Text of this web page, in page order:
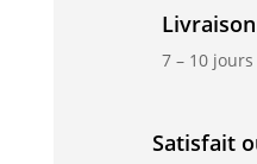
7 – 10 jours
Satisfait